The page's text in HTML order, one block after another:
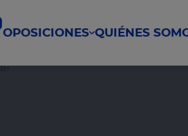
OPOSICIONES QUIÉNES